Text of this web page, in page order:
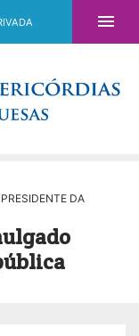

DA